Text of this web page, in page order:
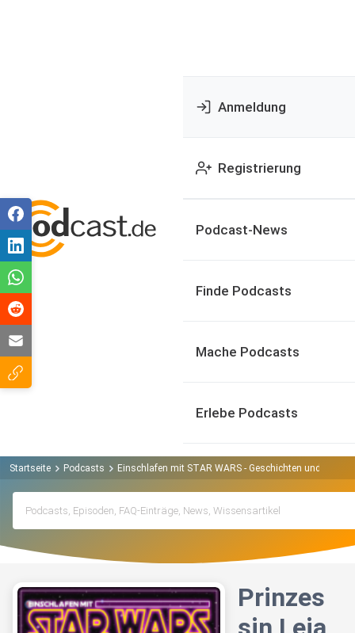
Anmeldung
Registrierung
Podcast-News
Finde Podcasts
Mache Podcasts
Erlebe Podcasts
Startseite Podcasts Einschlafen mit STAR WARS - Geschichten und
Prinzes